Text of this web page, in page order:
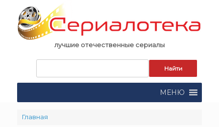
content
лучшие отечественные сериалы
поиска:
МЕНЮ
Главная